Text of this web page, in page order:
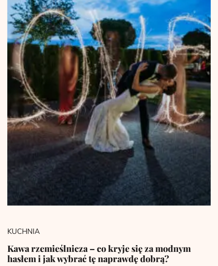
KUCHNIA
Kawa rzemieślnicza – co kryje się za modnym
hasłem i jak wybrać tę naprawdę dobrą?